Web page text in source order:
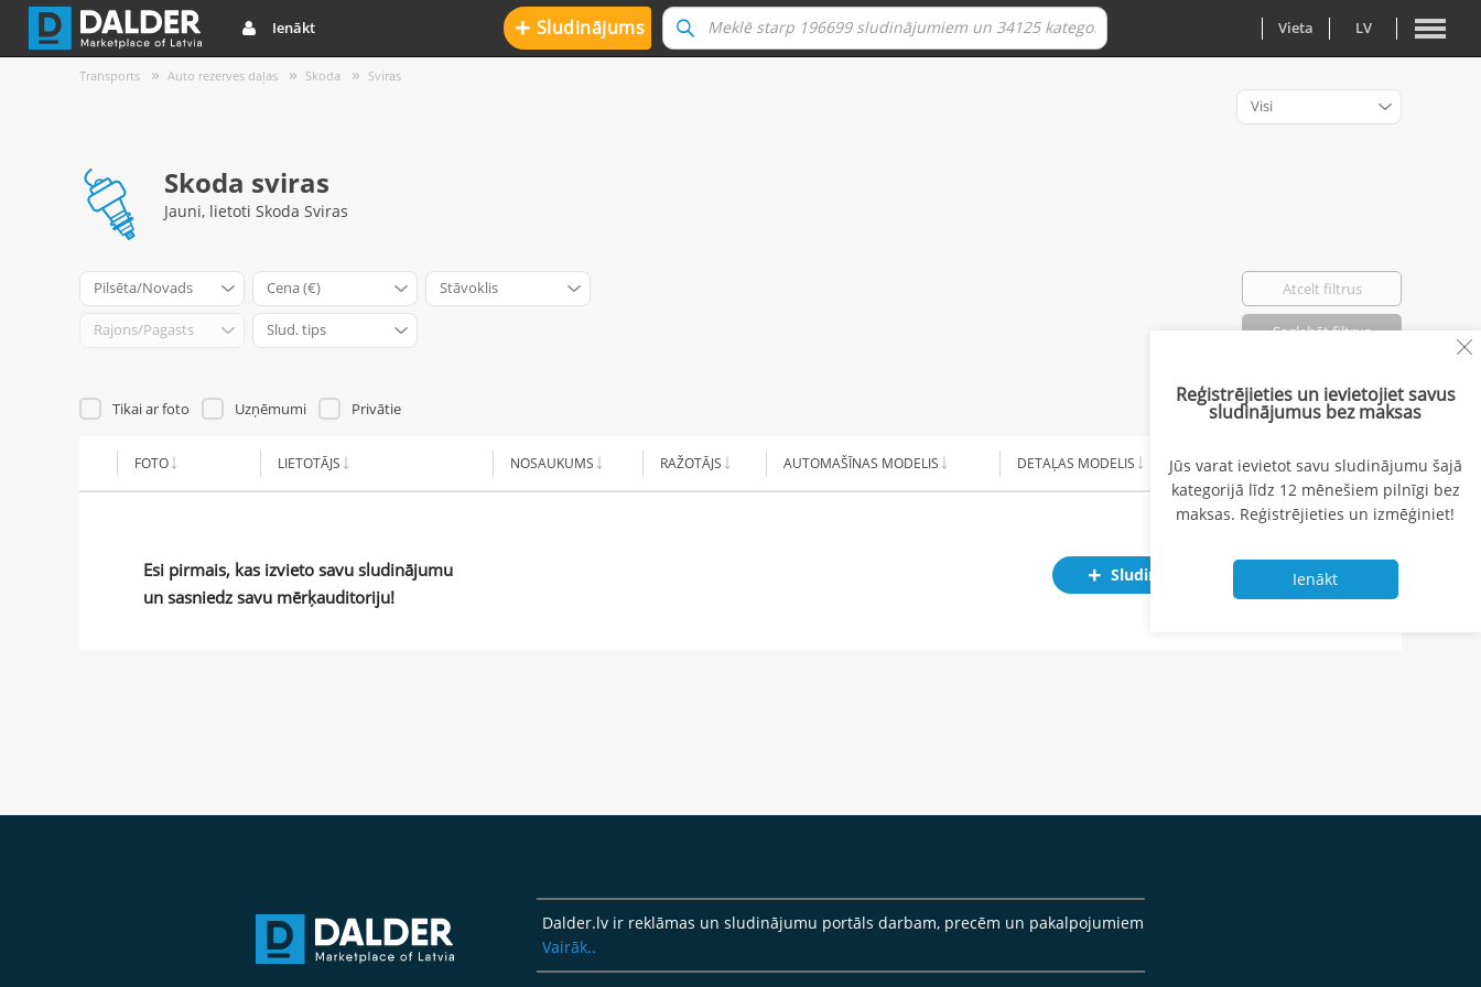
Ienākt + Sludinājums Vieta LV
Transports Auto rezerves daļas Skoda Sviras
Skoda sviras
Jauni, lietoti Skoda Sviras
Pilsēta/Novads Cena (€) Stāvoklis
Rajons/Pagasts Slud. tips
Atcelt filtrus
Saglabāt filtrus
Visi
Tikai ar foto Uzņēmumi Privātie Atlasīti: 0
FOTO LIETOTĀJS NOSAUKUMS RAŽOTĀJS AUTOMAŠĪNAS MODELIS DETAĻAS MODELIS PIEGĀDE CENA
Esi pirmais, kas izvieto savu sludinājumu
un sasniedz savu mērķauditoriju!
Sludinājums
Reģistrējieties un ievietojiet savus
sludinājumus bez maksas
Jūs varat ievietot savu sludinājumu šajā
kategorijā līdz 12 mēnešiem pilnīgi bez
maksas. Reģistrējieties un izmēģiniet!
Ienākt
Dalder.lv ir reklāmas un sludinājumu portāls darbam, precēm un pakalpojumiem
Vairāk..